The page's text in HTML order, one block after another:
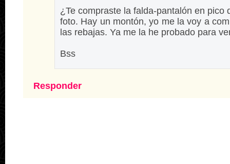
¿Te compraste la falda-pantalón en pico
foto. Hay un montón, yo me la voy a
las rebajas. Ya me la he probado para
Bss
Responder